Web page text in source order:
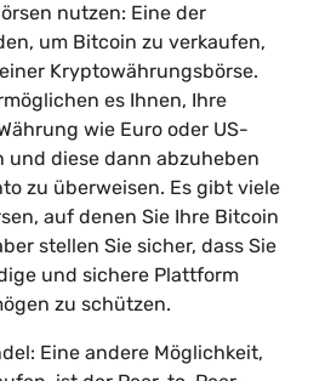
nutzen: Eine der
um Bitcoin zu verkaufen,
Kryptowährungsbörse.
es Ihnen, Ihre
wie Euro oder US-
und diese dann abzuheben
zu überweisen. Es gibt viele
auf denen Sie Ihre Bitcoin
stellen Sie sicher, dass Sie
und sichere Plattform
zu schützen.
Eine andere Möglichkeit,